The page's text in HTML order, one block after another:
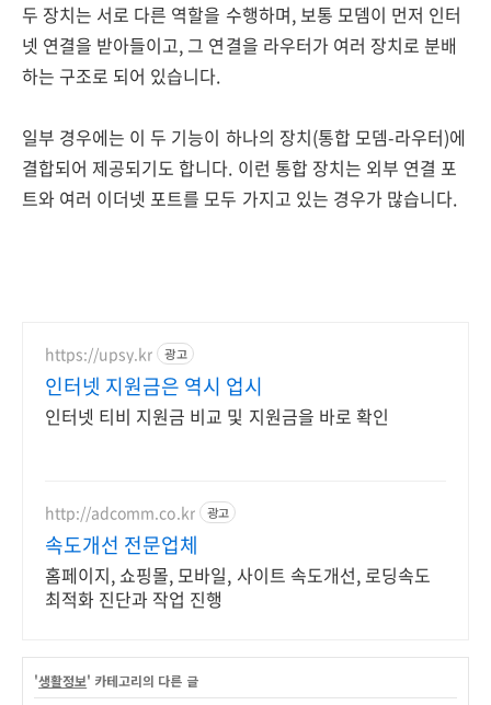
두 장치는 서로 다른 역할을 수행하며, 보통 모뎀이 먼저 인터
넷 연결을 받아들이고, 그 연결을 라우터가 여러 장치로 분배
하는 구조로 되어 있습니다.
일부 경우에는 이 두 기능이 하나의 장치(통합 모뎀-라우터)에
결합되어 제공되기도 합니다. 이런 통합 장치는 외부 연결 포
트와 여러 이더넷 포트를 모두 가지고 있는 경우가 많습니다.
https://upsy.kr 광고
인터넷 지원금은 역시 업시
인터넷 티비 지원금 비교 및 지원금을 바로 확인
http://adcomm.co.kr 광고
속도개선 전문업체
홈페이지, 쇼핑몰, 모바일, 사이트 속도개선, 로딩속도
최적화 진단과 작업 진행
'생활정보' 카테고리의 다른 글